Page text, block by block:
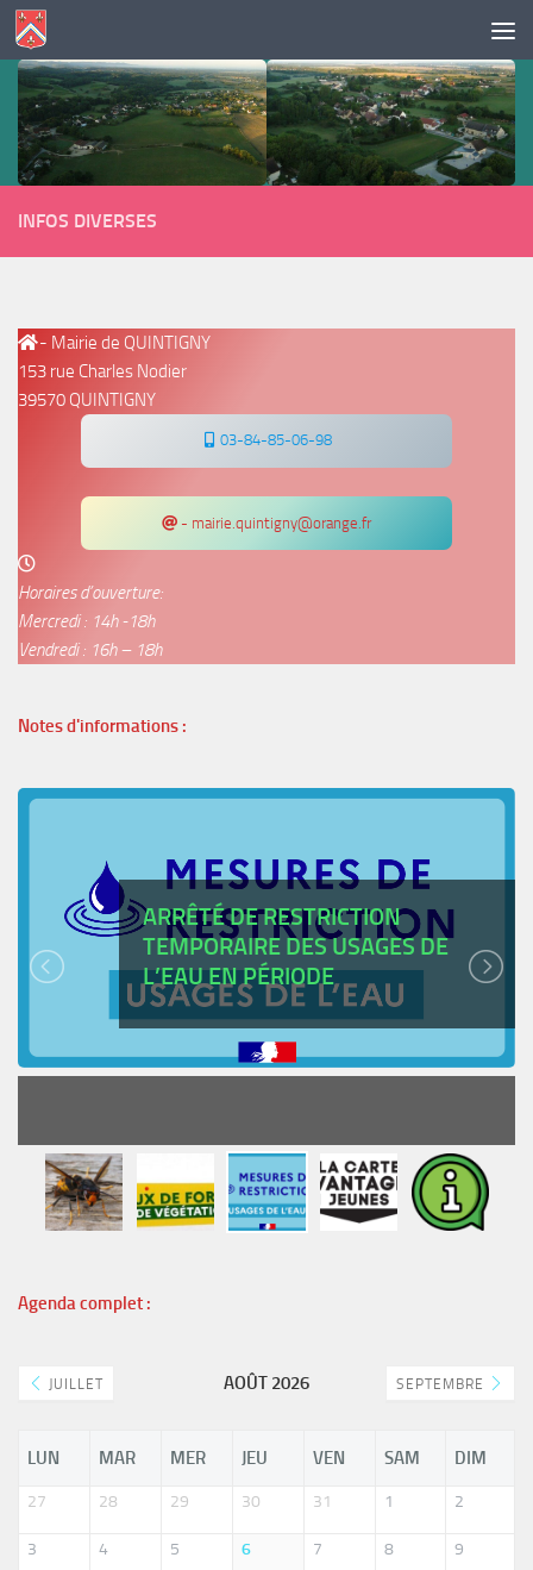
Skip to content
INFOS DIVERSES
- Mairie de QUINTIGNY
153 rue Charles Nodier
39570 QUINTIGNY
03-84-85-06-98
- mairie.quintigny@orange.fr
Horaires d’ouverture:
Mercredi : 14h -18h
Vendredi : 16h – 18h
Notes d'informations :
ARRÊTÉ DE RESTRICTION
TEMPORAIRE DES USAGES DE
L’EAU EN PÉRIODE
READ MORE
Agenda complet :
JUILLET AOÛT 2026 SEPTEMBRE
LUN MAR MER JEU VEN SAM DIM
27 28 29 30 31 1 2
3 4 5 6 7 8 9